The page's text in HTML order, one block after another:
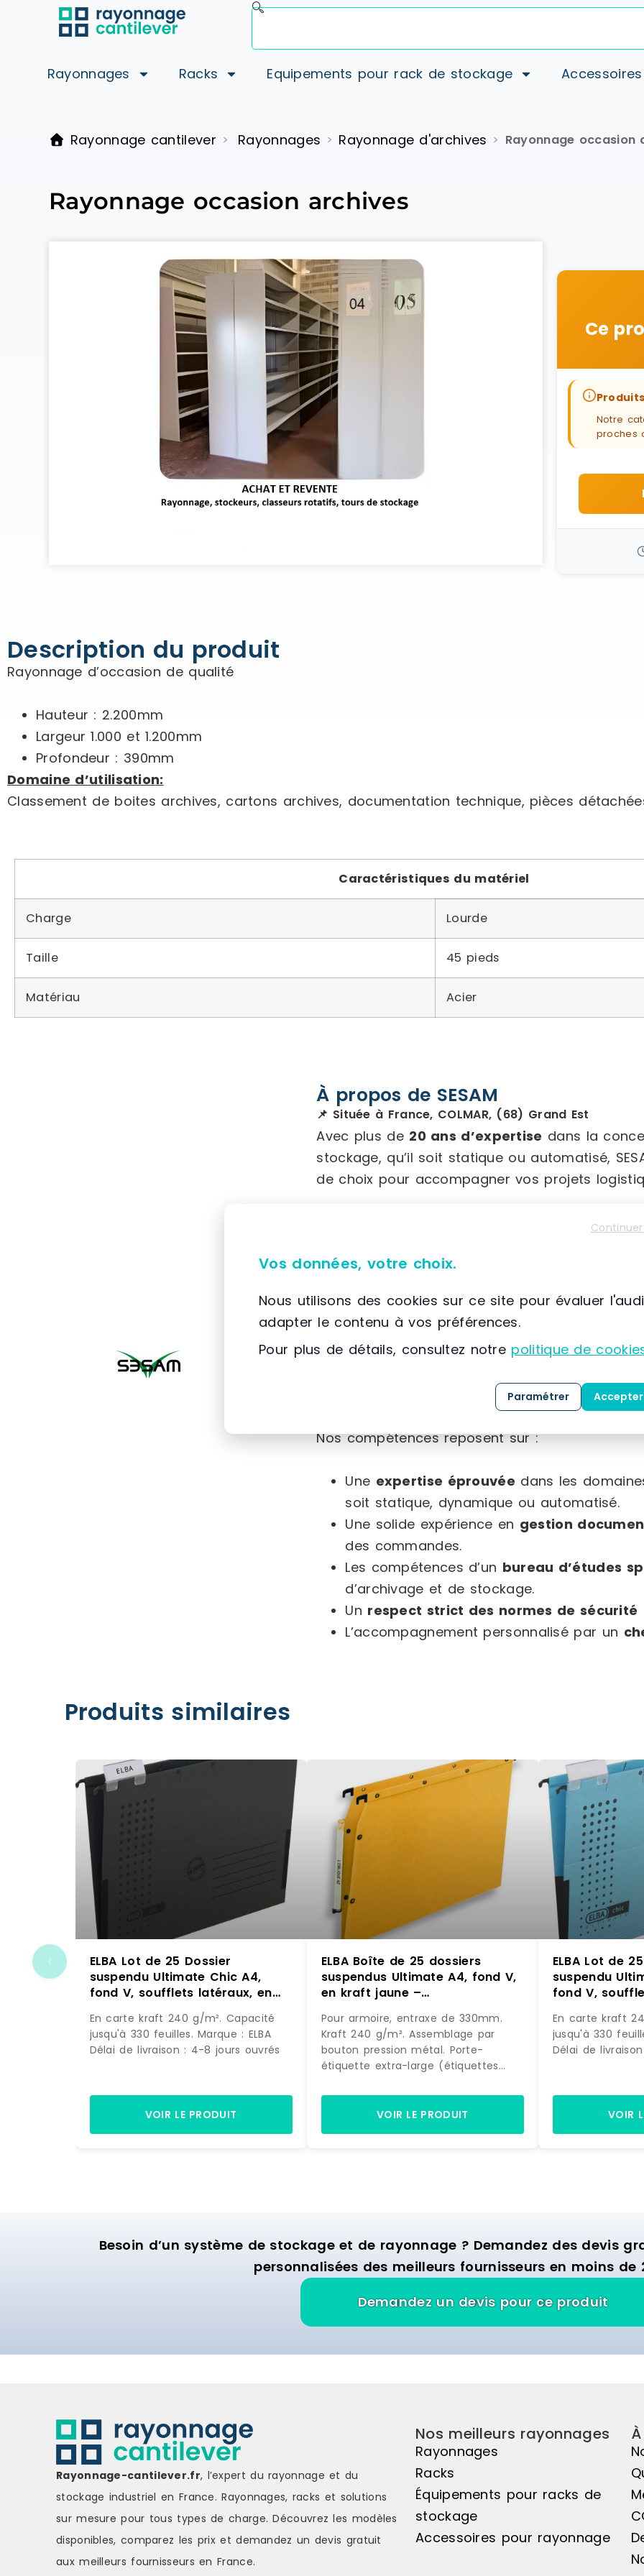
Rayonnages Racks Equipements pour rack de stockage
Rayonnage cantilever > Rayonnages > Rayonnage d'archives > Rayonnage occasion
Rayonnage occasion archives
Ce
Notre
proches
Description du produit
Rayonnage d’occasion de qualité
Hauteur : 2.200mm
Largeur 1.000 et 1.200mm
Profondeur : 390mm
Domaine d’utilisation:
Classement de boites archives, cartons archives, documentation technique, pièces
Caractéristiques du matériel
Charge Lourde
Taille 45 pieds
Matériau Acier
À propos de SESAM
📌 Située à France, COLMAR, (68) Grand Est
Avec plus de 20 ans d’expertise dans la
stockage, qu’il soit statique ou automatisé,
de choix pour accompagner vos projets
L’analyse de vos besoins
La proposition de solutions adaptées ,
coûts.
Le démontagede vos équipements
La fourniture et l’installationde matériels
stock permanent et garantissant une
Nos compétences reposent sur :
Une expertise éprouvée dans les
soit statique, dynamique ou automatisé.
Une solide expérience en gestion
des commandes.
Les compétences d’un bureau d’études
d’archivage et de stockage.
Un respect strict des normes de sécurité
L’accompagnement personnalisé par un
Produits similaires
ELBA Lot de 25 Dossier
suspendu Ultimate Chic A4,
fond V, soufflets latéraux, en
carte coloris anthracite –
4002030084551
En carte kraft 240 g/m². Capacité
jusqu'à 330 feuilles. Marque : ELBA
Délai de livraison : 4-8 jours ouvrés
VOIR LE PRODUIT
ELBA Boîte de 25 dossiers
suspendus Ultimate A4, fond V,
en kraft jaune –
Pour armoire, entraxe de 330mm.
Kraft 240 g/m². Assemblage par
bouton pression métal. Porte-
étiquette extra-large (étiquettes
Marque : ELBA Prix de livraison : 16.20
€ Délai de livraison : 1-3 jours ouvrés
VOIR LE PRODUIT
ELBA Lot de
suspendu
fond V,
En carte kraft
jusqu'à 330
Délai de
VOIR
Besoin d’un système de stockage et de rayonnage ? Demandez des devis
personnalisées des meilleurs fournisseurs en moins de
Demandez un devis pour ce produit
Vos données, votre choix.
Nous utilisons des cookies sur ce site pour évaluer
adapter le contenu à vos préférences.
Pour plus de détails, consultez notre politique de
Paramétrer
Rayonnage-cantilever.fr, l’expert du rayonnage et du
stockage industriel en France. Rayonnages, racks et solutions
sur mesure pour tous types de charge.Découvrez les modèles
disponibles, comparez les prix et demandez un devis gratuit
aux meilleurs fournisseurs en France.
Nos meilleurs rayonnages
Rayonnages
Racks
Équipements pour racks de
stockage
Accessoires pour rayonnage